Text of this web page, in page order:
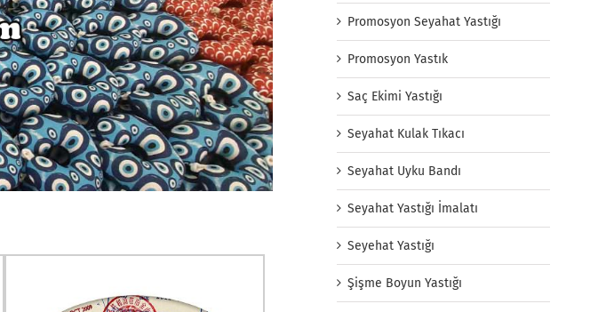
Promosyon Seyahat Yastığı
Promosyon Yastık
Saç Ekimi Yastığı
Seyahat Kulak Tıkacı
Seyahat Uyku Bandı
Seyahat Yastığı İmalatı
Seyehat Yastığı
Şişme Boyun Yastığı